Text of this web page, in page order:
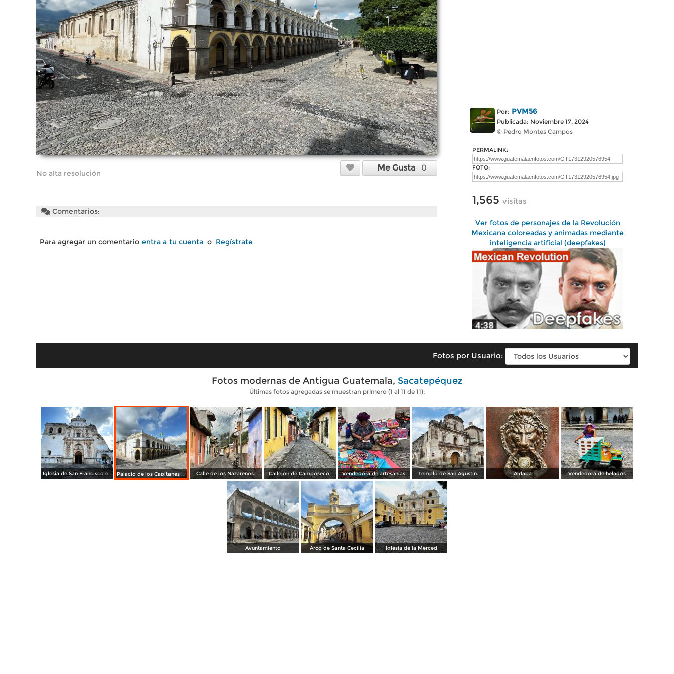
No alta resolución
Me Gusta 0
Comentarios:
Para agregar un comentario entra a tu cuenta o Regístrate
Por: PVM56
Publicada: Noviembre 17, 2024
© Pedro Montes Campos
PERMALINK:
FOTO:
1,565 visitas
Ver fotos de personajes de la Revolución
Mexicana coloreadas y animadas mediante
inteligencia artificial (deepfakes)
Fotos por Usuario:
Fotos modernas de Antigua Guatemala, Sacatepéquez
Últimas fotos agregadas se muestran primero (1 al 11 de 11):
Iglesia de San Francisco el Grande. Palacio de los Capitanes Generales. Calle de los Nazarenos. Callejón de Camposeco. Vendedora de artesanías. Templo de San Agustín. Aldaba Vendedora de helados
Ayuntamiento Arco de Santa Cecilia Iglesia de la Merced